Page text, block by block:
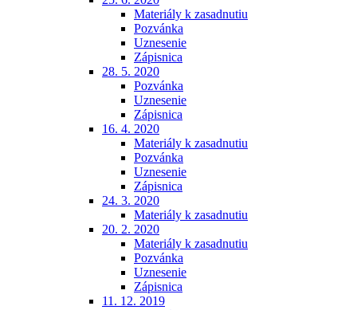
Materiály k zasadnutiu
Pozvánka
Uznesenie
Zápisnica
28. 5. 2020
Pozvánka
Uznesenie
Zápisnica
16. 4. 2020
Materiály k zasadnutiu
Pozvánka
Uznesenie
Zápisnica
24. 3. 2020
Materiály k zasadnutiu
20. 2. 2020
Materiály k zasadnutiu
Pozvánka
Uznesenie
Zápisnica
11. 12. 2019